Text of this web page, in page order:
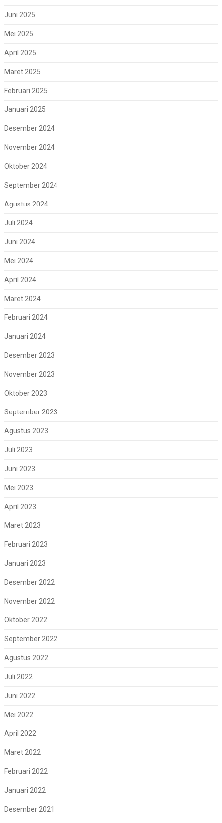
Juni 2025
Mei 2025
April 2025
Maret 2025
Februari 2025
Januari 2025
Desember 2024
November 2024
Oktober 2024
September 2024
Agustus 2024
Juli 2024
Juni 2024
Mei 2024
April 2024
Maret 2024
Februari 2024
Januari 2024
Desember 2023
November 2023
Oktober 2023
September 2023
Agustus 2023
Juli 2023
Juni 2023
Mei 2023
April 2023
Maret 2023
Februari 2023
Januari 2023
Desember 2022
November 2022
Oktober 2022
September 2022
Agustus 2022
Juli 2022
Juni 2022
Mei 2022
April 2022
Maret 2022
Februari 2022
Januari 2022
Desember 2021